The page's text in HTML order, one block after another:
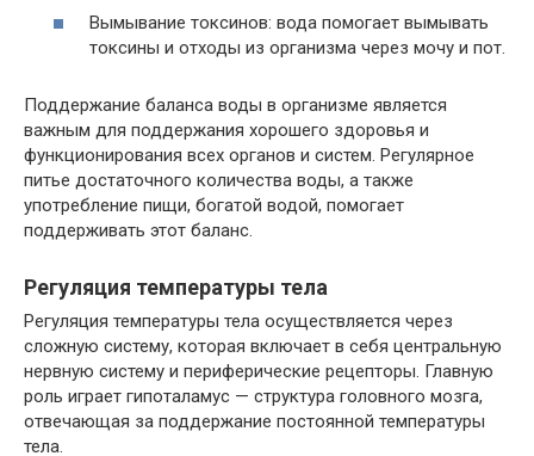
Вымывание токсинов: вода помогает вымывать
токсины и отходы из организма через мочу и пот.
Поддержание баланса воды в организме является
важным для поддержания хорошего здоровья и
функционирования всех органов и систем. Регулярное
питье достаточного количества воды, а также
употребление пищи, богатой водой, помогает
поддерживать этот баланс.
Регуляция температуры тела
Регуляция температуры тела осуществляется через
сложную систему, которая включает в себя центральную
нервную систему и периферические рецепторы. Главную
роль играет гипоталамус — структура головного мозга,
отвечающая за поддержание постоянной температуры
тела.